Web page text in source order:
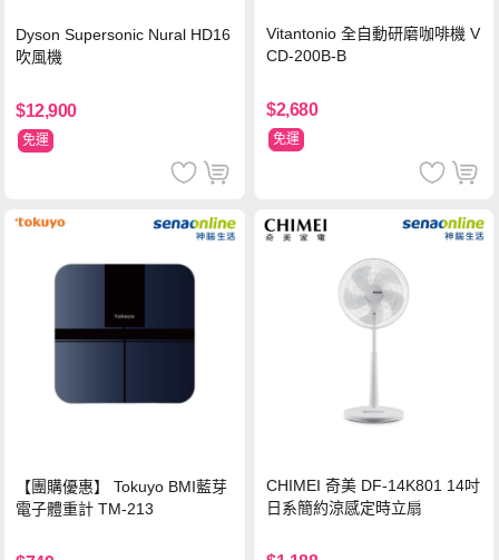
Dyson Supersonic Nural HD16
吹風機
$12,900
免運
Vitantonio 全自動研磨咖啡機 V
CD-200B-B
$2,680
免運
【團購優惠】 Tokuyo BMI藍芽
電子體重計 TM-213
CHIMEI 奇美 DF-14K801 14吋
日系簡約涼感定時立扇